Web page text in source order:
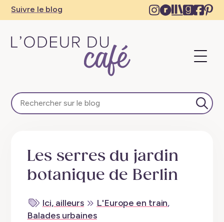
Suivre le blog
Instagram
–
Ravelry
–
The
tab
– – –
Les serres du jardin
botanique de Berlin
Ici, ailleurs L'Europe en train,
Balades urbaines